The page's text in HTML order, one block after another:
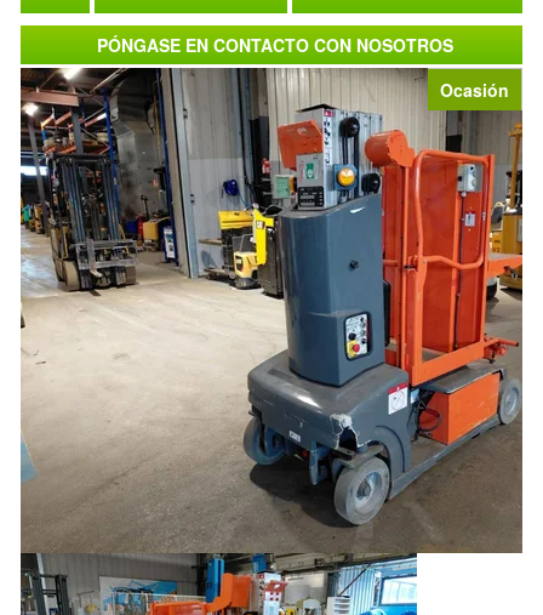
Ocasión
PÓNGASE EN CONTACTO CON NOSOTROS